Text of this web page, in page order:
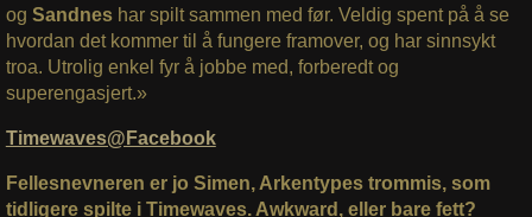
og Sandneshar spilt sammen med før. Veldig spent på å se
hvordan det kommer til å fungere framover, og har sinnsykt
troa. Utrolig enkel fyr å jobbe med, forberedt og
superengasjert.»
Timewaves@Facebook
Fellesnevneren er jo Simen, Arkentypes trommis, som
tidligere spilte i Timewaves. Awkward, eller bare fett?